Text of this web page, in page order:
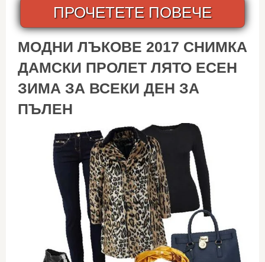
ПРОЧЕТЕТЕ ПОВЕЧЕ
МОДНИ ЛЪКОВЕ 2017 СНИМКА
ДАМСКИ ПРОЛЕТ ЛЯТО ЕСЕН
ЗИМА ЗА ВСЕКИ ДЕН ЗА
ПЪЛЕН